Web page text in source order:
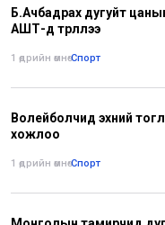
Б.Ачбадрах дугуйт
АШТ-д түрүүллээ
1 өдрийн өмнө•Спорт
Волейболчид эхний
хожлоо
1 өдрийн өмнө•Спорт